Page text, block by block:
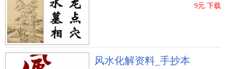
9元.下载
风水化解资料_手抄本